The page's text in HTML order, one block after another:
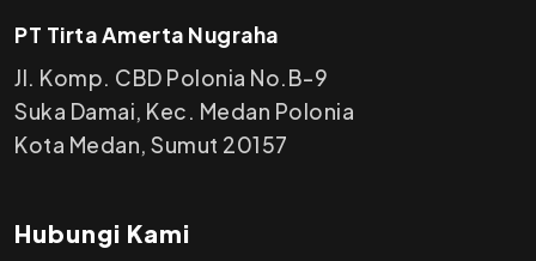
PT Tirta Amerta Nugraha
Jl. Komp. CBD Polonia No.B-9
Suka Damai, Kec. Medan Polonia
Kota Medan, Sumut 20157
Hubungi Kami